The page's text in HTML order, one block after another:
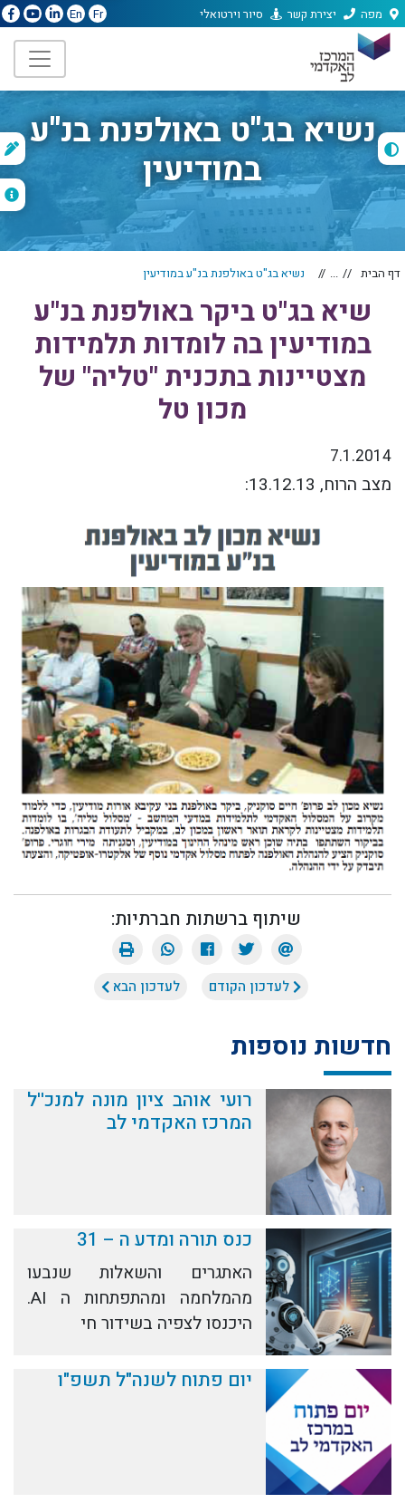
מפה יצירת קשר סיור וירטואלי Fr
En
נשיא בג"ט באולפנת בנ"ע
במודיעין
דף הבית ... נשיא בג"ט באולפנת בנ"ע במודיעין
שיא בג"ט ביקר באולפנת בנ"ע
במודיעין בה לומדות תלמידות
מצטיינות בתכנית "טליה" של
מכון טל
7.1.2014
מצב הרוח, 13.12.13 :
שיתוף ברשתות חברתיות:
לעדכון הקודם לעדכון הבא
חדשות נוספות
רועי אוהב ציון מונה למנכ''ל
המרכז האקדמי לב
כנס תורה ומדע ה – 31
האתגרים והשאלות שנבעו
מהמלחמה ומהתפתחות ה AI.
היכנסו לצפיה בשידור חי
יום פתוח לשנה"ל תשפ"ו